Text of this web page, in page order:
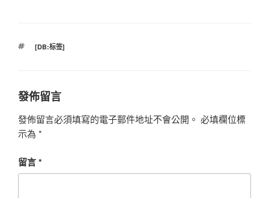
標
[DB:标签]
發佈留言
發佈留言必須填寫的電子郵件地址不會公開。 必填欄位標
示為 *
留言*